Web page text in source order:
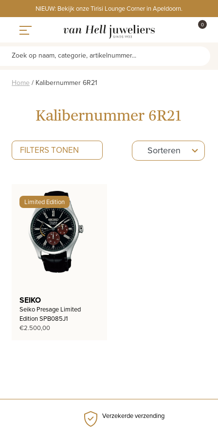
to
content
NIEUW: Bekijk onze Tirisi Lounge Corner in Apeldoorn.
0
Zoek op naam, categorie, artikelnummer...
Home / Kalibernummer 6R21
Kalibernummer 6R21
FILTERS TONEN Sorteren
5
results
Limited Edition
SEIKO
Seiko Presage Limited
Edition SPB085J1
€2.500,00
Verzekerde verzending